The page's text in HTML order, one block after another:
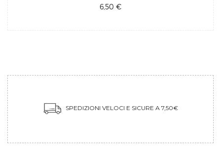
6,50 €
SPEDIZIONI VELOCI E SICURE A 7,50€